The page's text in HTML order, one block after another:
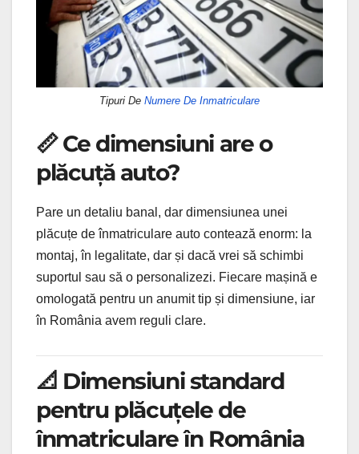
Tipuri De Numere De Inmatriculare
📏 Ce dimensiuni are o
plăcuță auto?
Pare un detaliu banal, dar dimensiunea unei
plăcuțe de înmatriculare auto contează enorm: la
montaj, în legalitate, dar și dacă vrei să schimbi
suportul sau să o personalizezi. Fiecare mașină e
omologată pentru un anumit tip și dimensiune, iar
în România avem reguli clare.
📐 Dimensiuni standard
pentru plăcuțele de
înmatriculare în România